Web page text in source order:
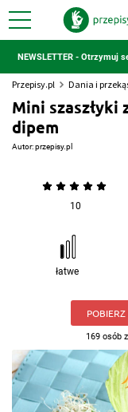
NEWSLETTER - Otrzymuj
Przepisy.pl Dania i
Mini szaszłyki
dipem
Autor:przepisy.pl
10
łatwe
POBIERZ
169 osób